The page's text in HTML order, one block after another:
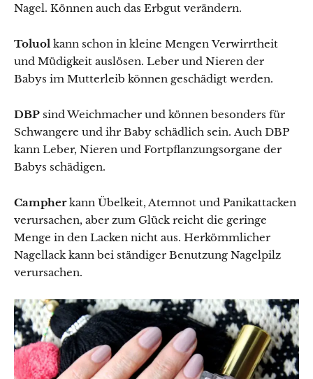
Nagel. Können auch das Erbgut verändern.
Toluol kann schon in kleine Mengen Verwirrtheit
und Müdigkeit auslösen. Leber und Nieren der
Babys im Mutterleib können geschädigt werden.
DBP sind Weichmacher und können besonders für
Schwangere und ihr Baby schädlich sein. Auch DBP
kann Leber, Nieren und Fortpflanzungsorgane der
Babys schädigen.
Campherkann Übelkeit, Atemnot und Panikattacken
verursachen, aber zum Glück reicht die geringe
Menge in den Lacken nicht aus. Herkömmlicher
Nagellack kann bei ständiger Benutzung Nagelpilz
verursachen.